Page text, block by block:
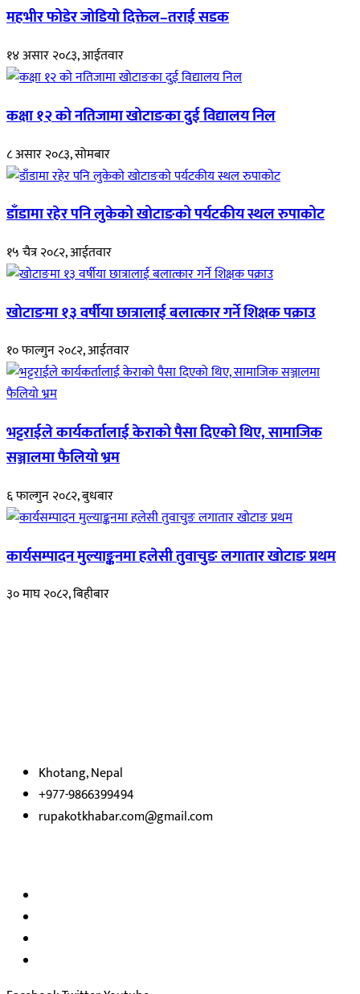
महभीर फोडेर जोडियो दिक्तेल–तराई सडक
१४ असार २०८३, आईतवार
कक्षा १२ को नतिजामा खोटाङका दुई विद्यालय निल
८ असार २०८३, सोमबार
डाँडामा रहेर पनि लुकेको खोटाङको पर्यटकीय स्थल रुपाकोट
१५ चैत्र २०८२, आईतवार
खोटाङमा १३ वर्षीया छात्रालाई बलात्कार गर्ने शिक्षक पक्राउ
१० फाल्गुन २०८२, आईतवार
भट्टराईले कार्यकर्तालाई केराको पैसा दिएको थिए, सामाजिक
सञ्जालमा फैलियो भ्रम
६ फाल्गुन २०८२, बुधबार
कार्यसम्पादन मुल्याङ्कनमा हलेसी तुवाचुङ लगातार खोटाङ प्रथम
३० माघ २०८२, बिहीबार
Khotang, Nepal
+977-9866399494
rupakotkhabar.com@gmail.com